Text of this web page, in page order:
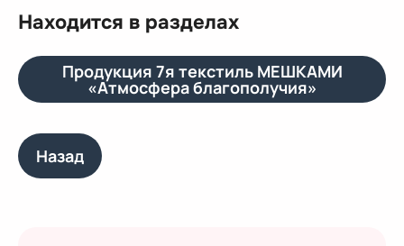
Находится в разделах
Продукция 7я текстиль МЕШКАМИ
«Атмосфера благополучия»
Назад